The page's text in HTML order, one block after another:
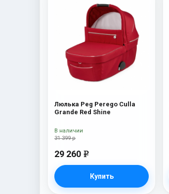
Люлька Peg Perego Culla
Grande Red Shine
31 399 р
29 260 e
Купить
В наличии